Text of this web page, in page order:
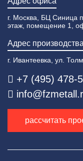
г. Москва, БЦ Синица
этаж, помещение 1,
Адрес производства
г. Ивантеевка, ул.
+7 (495) 478-
рассчитать